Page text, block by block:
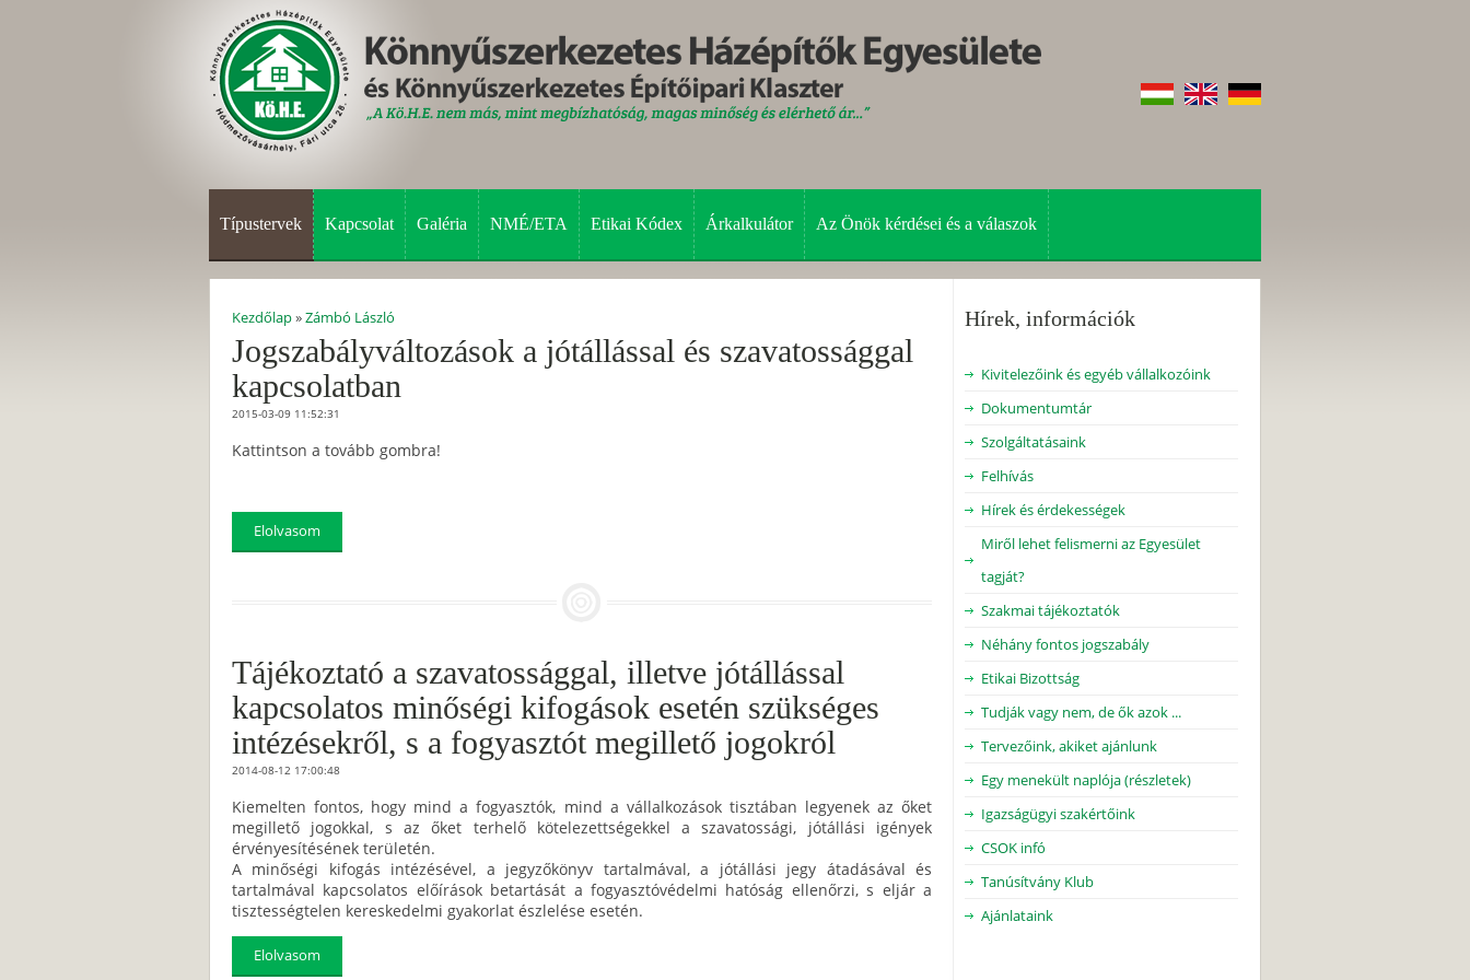
Típustervek Kapcsolat Galéria NMÉ/ETA Etikai Kódex Árkalkulátor Az Önök kérdései és a válaszok
Hírek, információk
Kivitelezőink és egyéb vállalkozóink
Dokumentumtár
Szolgáltatásaink
Felhívás
Hírek és érdekességek
Miről lehet felismerni az Egyesület
tagját?
Szakmai tájékoztatók
Néhány fontos jogszabály
Etikai Bizottság
Tudják vagy nem, de ők azok ...
Tervezőink, akiket ajánlunk
Egy menekült naplója (részletek)
Igazságügyi szakértőink
CSOK infó
Tanúsítvány Klub
Ajánlataink
Kezdőlap»Zámbó László
Jogszabályváltozások a jótállással és szavatossággal
kapcsolatban
2015-03-09 11:52:31
Kattintson a tovább gombra!
Elolvasom
Tájékoztató a szavatossággal, illetve jótállással
kapcsolatos minőségi kifogások esetén szükséges
intézésekről, s a fogyasztót megillető jogokról
2014-08-12 17:00:48
Kiemelten fontos, hogy mind a fogyasztók, mind a vállalkozások tisztában legyenek az őket
megillető jogokkal, s az őket terhelő kötelezettségekkel a szavatossági, jótállási igények
érvényesítésének területén.
A minőségi kifogás intézésével, a jegyzőkönyv tartalmával, a jótállási jegy átadásával és
tartalmával kapcsolatos előírások betartását a fogyasztóvédelmi hatóság ellenőrzi, s eljár a
tisztességtelen kereskedelmi gyakorlat észlelése esetén.
Elolvasom